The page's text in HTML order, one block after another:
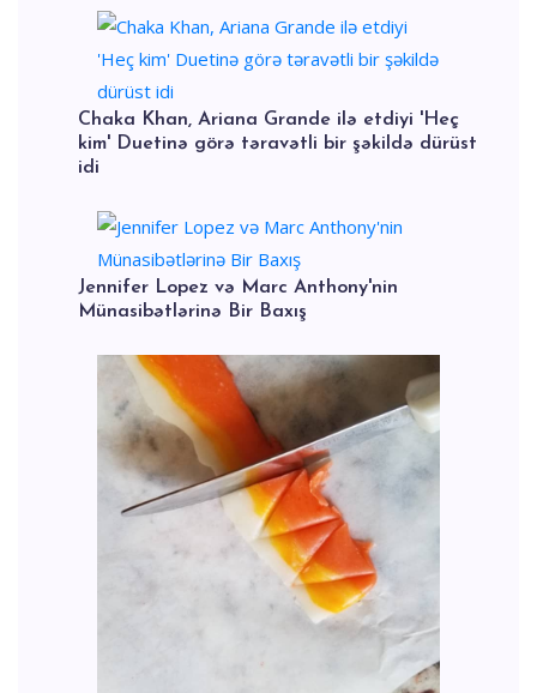
Chaka Khan, Ariana Grande ilə etdiyi 'Heç
kim' Duetinə görə təravətli bir şəkildə dürüst
idi
Jennifer Lopez və Marc Anthony'nin
Münasibətlərinə Bir Baxış